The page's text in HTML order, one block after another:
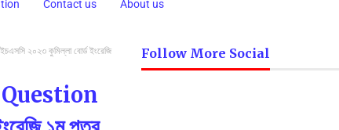
Contact us About us
২০২৩ কুমিল্লা বোর্ড ইংরেজি
Follow More Social